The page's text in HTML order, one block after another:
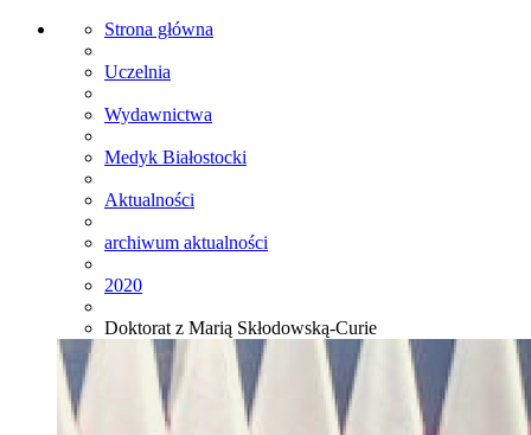
Strona główna
Uczelnia
Wydawnictwa
Medyk Białostocki
Aktualności
archiwum aktualności
2020
Doktorat z Marią Skłodowską-Curie